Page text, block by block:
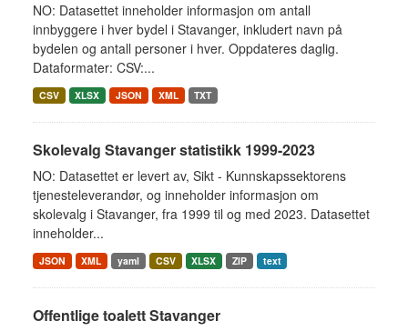
NO: Datasettet inneholder informasjon om antall
innbyggere i hver bydel i Stavanger, inkludert navn på
bydelen og antall personer i hver. Oppdateres daglig.
Dataformater: CSV:...
CSV XLSX JSON XML TXT
Skolevalg Stavanger statistikk 1999-2023
NO: Datasettet er levert av, Sikt - Kunnskapssektorens
tjenesteleverandør, og inneholder informasjon om
skolevalg i Stavanger, fra 1999 til og med 2023. Datasettet
inneholder...
JSON XML yaml CSV XLSX ZIP text
Offentlige toalett Stavanger